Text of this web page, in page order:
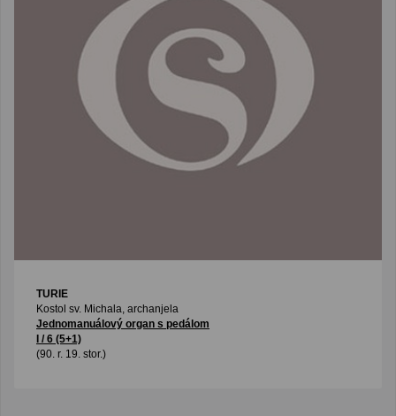
TURIE
Kostol sv. Michala, archanjela
Jednomanuálový organ s pedálom
I / 6 (5+1)
(90. r. 19. stor.)